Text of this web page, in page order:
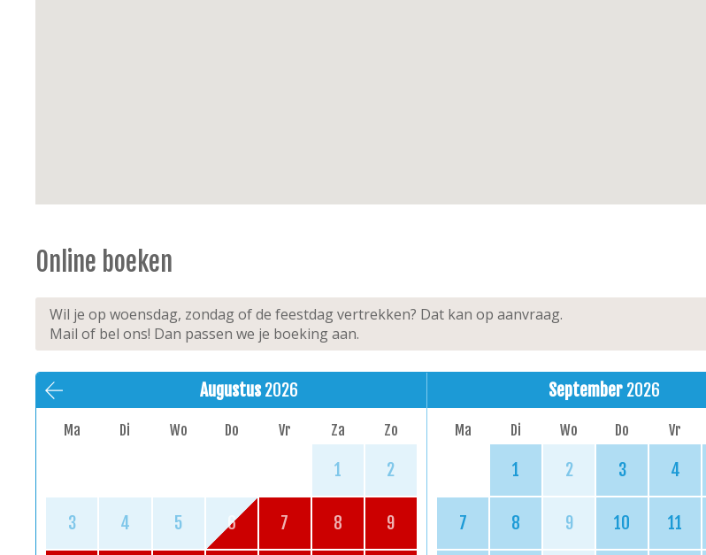
Online boeken
Wil je op woensdag, zondag of de feestdag vertrekken? Dat kan op aanvraag.
Mail of bel ons! Dan passen we je boeking aan.
Augustus 2026
Ma Di Wo Do Vr Za Zo
1 2
3 4 5 6 7 8 9
September 2026
Ma Di Wo Do Vr
1 2 3 4
7 8 9 10 11